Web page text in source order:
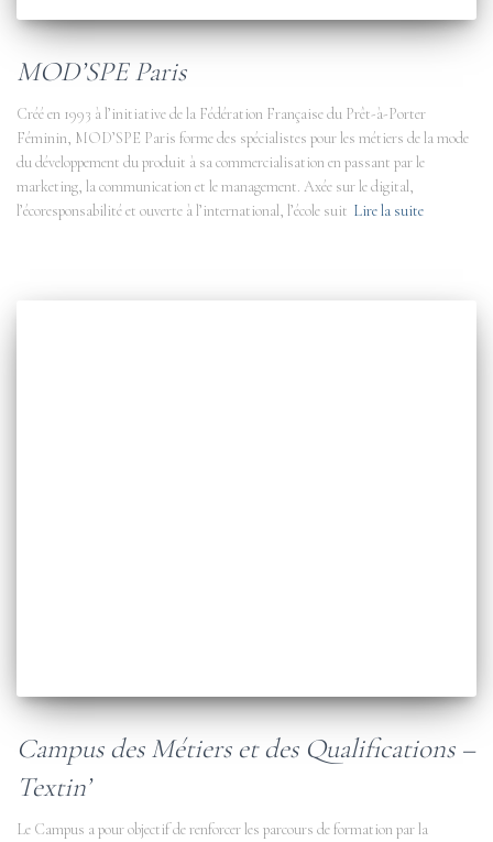
MOD’SPE Paris
Créé en 1993 à l’initiative de la Fédération Française du Prêt-à-Porter
Féminin, MOD’SPE Paris forme des spécialistes pour les métiers de la mode
du développement du produit à sa commercialisation en passant par le
marketing, la communication et le management. Axée sur le digital,
l’écoresponsabilité et ouverte à l’international, l’école suit Lire la suite
Campus des Métiers et des Qualifications –
Textin’
Le Campus a pour objectif de renforcer les parcours de formation par la